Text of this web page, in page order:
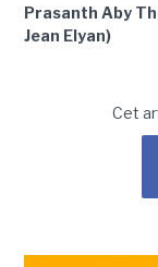
Prasanth Aby
Jean Elyan)
Cet